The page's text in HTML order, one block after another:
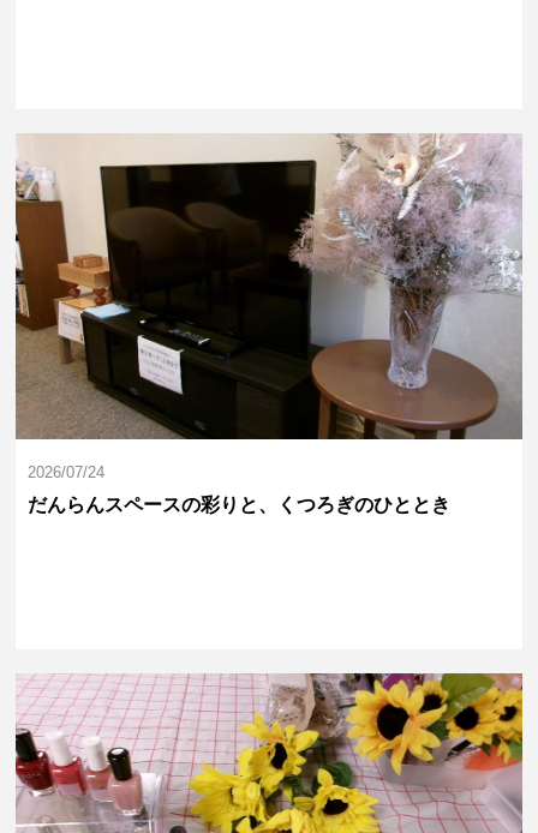
2026/07/24
だんらんスペースの彩りと、くつろぎのひととき